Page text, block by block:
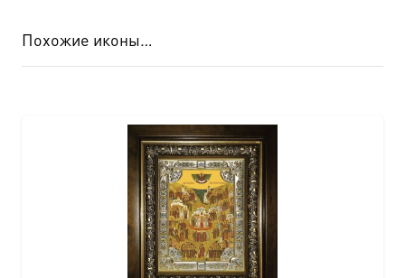
Похожие иконы…